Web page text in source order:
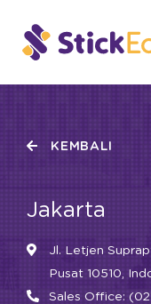
KEMBALI
Jakarta
Jl. Letjen
Pusat 10510,
Sales Office: